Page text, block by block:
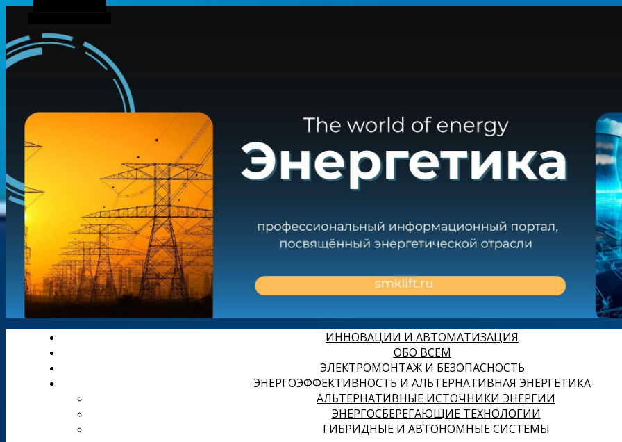
Боковая панель
ИННОВАЦИИ И АВТОМАТИЗАЦИЯ
ОБО ВСЕМ
ЭЛЕКТРОМОНТАЖ И БЕЗОПАСНОСТЬ
ЭНЕРГОЭФФЕКТИВНОСТЬ И АЛЬТЕРНАТИВНАЯ ЭНЕРГЕТИКА
АЛЬТЕРНАТИВНЫЕ ИСТОЧНИКИ ЭНЕРГИИ
ЭНЕРГОСБЕРЕГАЮЩИЕ ТЕХНОЛОГИИ
ГИБРИДНЫЕ И АВТОНОМНЫЕ СИСТЕМЫ